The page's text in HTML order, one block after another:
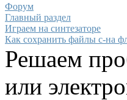
Форум
Главный раздел
Играем на синтезаторе
Как сохранить файлы с-на
Решаем
или